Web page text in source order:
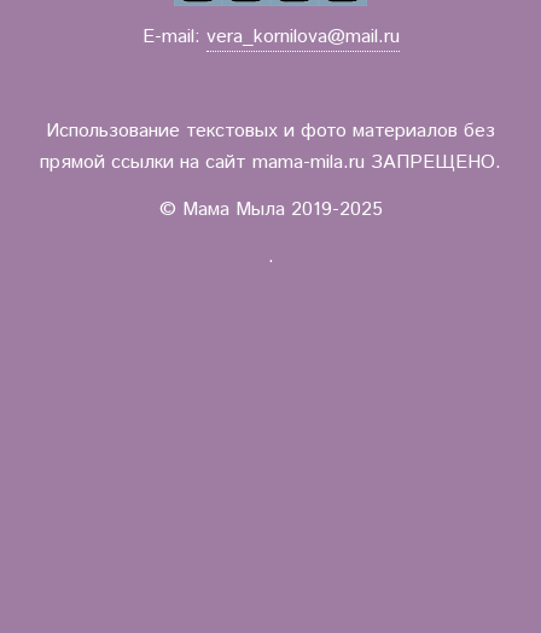
E-mail: vera_kornilova@mail.ru
Использование текстовых и фото материалов без
прямой ссылки на сайт mama-mila.ru ЗАПРЕЩЕНО.
© Мама Мыла 2019-2025
.